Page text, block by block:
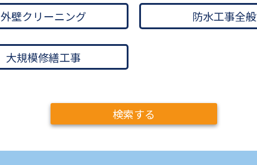
外壁クリーニング 防水工事全般
大規模修繕工事